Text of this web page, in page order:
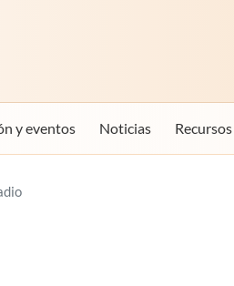
y eventos Noticias Recursos